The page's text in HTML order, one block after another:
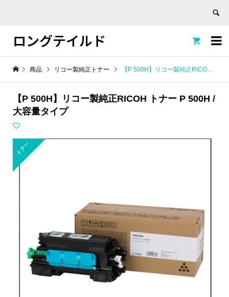

ロングテイルド 
商品 リコー製純正トナー 【P 500H】リコー製純正RICOH トナー P 500H / 大容量タイプ
【P 500H】リコー製純正RICOH トナー P 500H /
大容量タイプ
トナー